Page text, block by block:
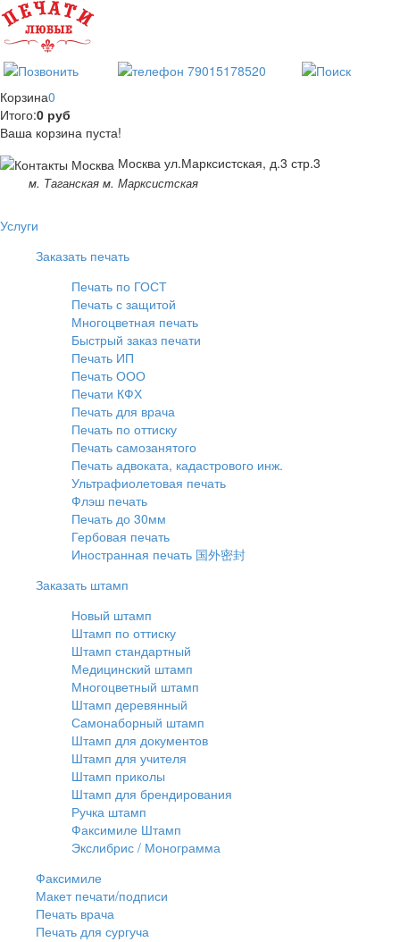
Корзина0
Итого:0 руб
Ваша корзина пуста!
Москва ул.Марксистская, д.3 стр.3
м. Таганская м. Марксистская
Услуги
Заказать печать
Печать по ГОСТ
Печать с защитой
Многоцветная печать
Быстрый заказ печати
Печать ИП
Печать ООО
Печати КФХ
Печать для врача
Печать по оттиску
Печать самозанятого
Печать адвоката, кадастрового инж.
Ультрафиолетовая печать
Флэш печать
Печать до 30мм
Гербовая печать
Иностранная печать 国外密封
Заказать штамп
Новый штамп
Штамп по оттиску
Штамп стандартный
Медицинский штамп
Многоцветный штамп
Штамп деревянный
Самонаборный штамп
Штамп для документов
Штамп для учителя
Штамп приколы
Штамп для брендирования
Ручка штамп
Факсимиле Штамп
Экслибрис / Монограмма
Факсимиле
Макет печати/подписи
Печать врача
Печать для сургуча